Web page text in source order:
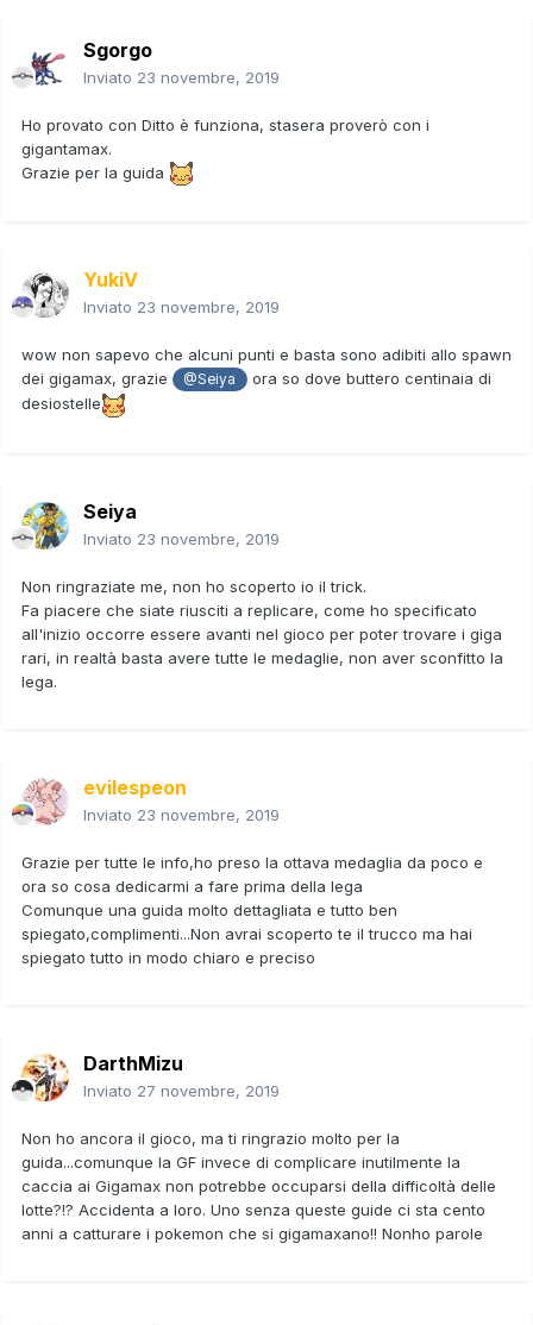
Sgorgo
Inviato 23 novembre, 2019
Ho provato con Ditto è funziona, stasera proverò con i
gigantamax.
Grazie per la guida
YukiV
Inviato 23 novembre, 2019
wow non sapevo che alcuni punti e basta sono adibiti allo spawn
dei gigamax, grazie
@Seiya
ora so dove buttero centinaia di
desiostelle
Seiya
Inviato 23 novembre, 2019
Non ringraziate me, non ho scoperto io il trick.
Fa piacere che siate riusciti a replicare, come ho specificato
all'inizio occorre essere avanti nel gioco per poter trovare i giga
rari, in realtà basta avere tutte le medaglie, non aver sconfitto la
lega.
evilespeon
Inviato 23 novembre, 2019
Grazie per tutte le info,ho preso la ottava medaglia da poco e
ora so cosa dedicarmi a fare prima della lega
Comunque una guida molto dettagliata e tutto ben
spiegato,complimenti...Non avrai scoperto te il trucco ma hai
spiegato tutto in modo chiaro e preciso
DarthMizu
Inviato 27 novembre, 2019
Non ho ancora il gioco, ma ti ringrazio molto per la
guida...comunque la GF invece di complicare inutilmente la
caccia ai Gigamax non potrebbe occuparsi della difficoltà delle
lotte?!? Accidenta a loro. Uno senza queste guide ci sta cento
anni a catturare i pokemon che si gigamaxano!! Nonho parole